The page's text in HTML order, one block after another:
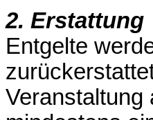
2. Erstattung
Entgelte
Veranstaltung